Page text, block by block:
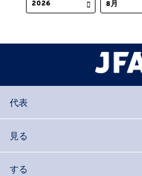
代表
見る
する